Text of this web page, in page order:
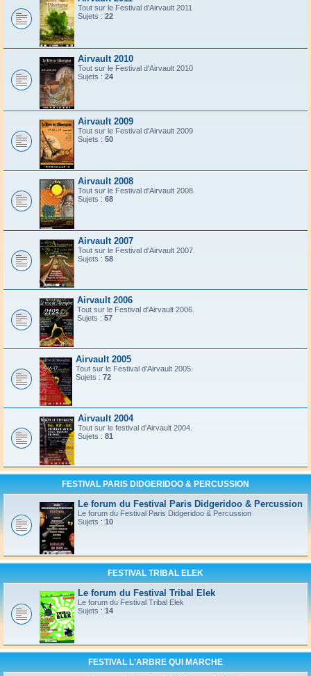
Tout sur le Festival d'Airvault 2011
Sujets : 22
Airvault 2010
Tout sur le Festival d'Airvault 2010
Sujets : 24
Airvault 2009
Tout sur le Festival d'Airvault 2009
Sujets : 50
Airvault 2008
Tout sur le Festival d'Airvault 2008.
Sujets : 68
Airvault 2007
Tout sur le Festival d'Airvault 2007.
Sujets : 58
Airvault 2006
Tout sur le Festival d'Airvault 2006.
Sujets : 57
Airvault 2005
Tout sur le Festival d'Airvault 2005.
Sujets : 72
Airvault 2004
Tout sur le festival d'Airvault 2004.
Sujets : 81
FESTIVAL PARIS DIDGERIDOO & PERCUSSION
Le forum du Festival Paris Didgeridoo & Percussion
Le forum du Festival Paris Didgeridoo & Percussion
Sujets : 10
FESTIVAL TRIBAL ELEK
Le forum du Festival Tribal Elek
Le forum du Festival Tribal Elek
Sujets : 14
FESTIVAL L'ARBRE QUI MARCHE